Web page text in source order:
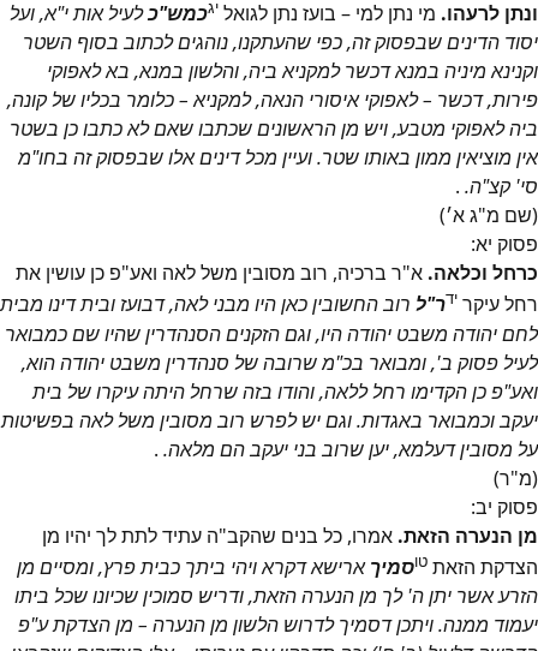
ונתן לרעהו. מי נתן למי – בועז נתן לגואל יגכמש"כלעיל אות י"א, ועל
יסוד הדינים שבפסוק זה, כפי שהעתקנו, נוהגים לכתוב בסוף השטר
וקנינא מיניה במנא דכשר למקניא ביה, והלשון במנא, בא לאפוקי
פירות, דכשר – לאפוקי איסורי הנאה, למקניא – כלומר בכליו של קונה,
ביה לאפוקי מטבע, ויש מן הראשונים שכתבו שאם לא כתבו כן בשטר
אין מוציאין ממון באותו שטר. ועיין מכל דינים אלו שבפסוק זה בחו"מ
סי' קצ"ה. .
(שם מ"ג א׳)
פסוק יא:
כרחל וכלאה. א"ר ברכיה, רוב מסובין משל לאה ואע"פ כן עושין את
רחל עיקר ידר"ל רוב החשובין כאן היו מבני לאה, דבועז ובית דינו מבית
לחם יהודה משבט יהודה היו, וגם הזקנים הסנהדרין שהיו שם כמבואר
לעיל פסוק ב', ומבואר בכ"מ שרובה של סנהדרין משבט יהודה הוא,
ואע"פ כן הקדימו רחל ללאה, והודו בזה שרחל היתה עיקרו של בית
יעקב וכמבואר באגדות. וגם יש לפרש רוב מסובין משל לאה בפשיטות
על מסובין דעלמא, יען שרוב בני יעקב הם מלאה. .
(מ"ר)
פסוק יב:
מן הנערה הזאת. אמרו, כל בנים שהקב"ה עתיד לתת לך יהיו מן
הצדקת הזאת טוסמיךארישא דקרא ויהי ביתך כבית פרץ, ומסיים מן
הזרע אשר יתן ה' לך מן הנערה הזאת, ודריש סמוכין שכיונו שכל ביתו
יעמוד ממנה. ויתכן דסמיך לדרוש הלשון מן הנערה – מן הצדקת ע"פ